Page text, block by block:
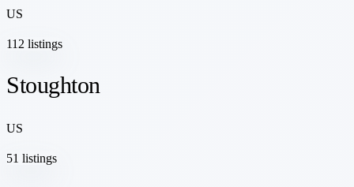
US
112 listings
Stoughton
US
51 listings